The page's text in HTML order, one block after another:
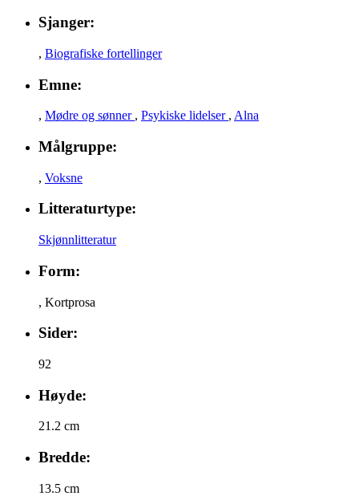
Sjanger:
, Biografiske fortellinger
Emne:
, Mødre og sønner , Psykiske lidelser , Alna
Målgruppe:
, Voksne
Litteraturtype:
Skjønnlitteratur
Form:
, Kortprosa
Sider:
92
Høyde:
21.2 cm
Bredde:
13.5 cm